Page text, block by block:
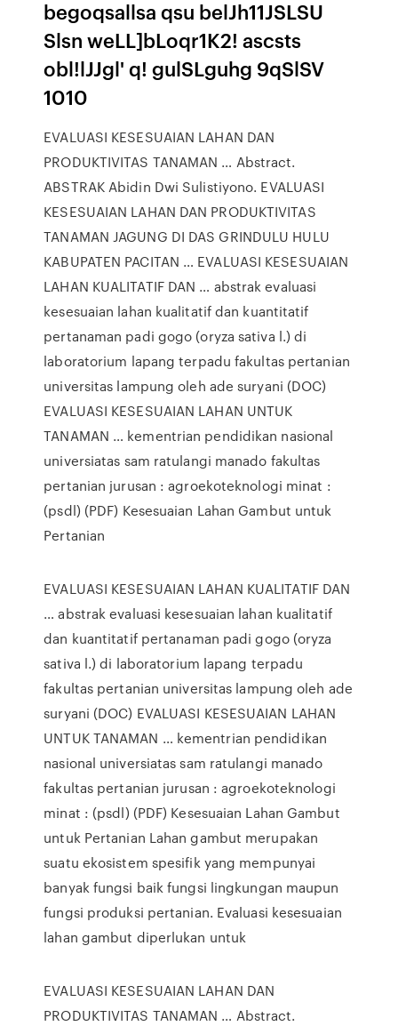
begoqsallsa qsu belJh11JSLSU
Slsn weLL]bLoqr1K2! ascsts
obl!lJJgl' q! gulSLguhg 9qSlSV
1010
EVALUASI KESESUAIAN LAHAN DAN
PRODUKTIVITAS TANAMAN … Abstract.
ABSTRAK Abidin Dwi Sulistiyono. EVALUASI
KESESUAIAN LAHAN DAN PRODUKTIVITAS
TANAMAN JAGUNG DI DAS GRINDULU HULU
KABUPATEN PACITAN … EVALUASI KESESUAIAN
LAHAN KUALITATIF DAN … abstrak evaluasi
kesesuaian lahan kualitatif dan kuantitatif
pertanaman padi gogo (oryza sativa l.) di
laboratorium lapang terpadu fakultas pertanian
universitas lampung oleh ade suryani (DOC)
EVALUASI KESESUAIAN LAHAN UNTUK
TANAMAN … kementrian pendidikan nasional
universiatas sam ratulangi manado fakultas
pertanian jurusan : agroekoteknologi minat :
(psdl) (PDF) Kesesuaian Lahan Gambut untuk
Pertanian
EVALUASI KESESUAIAN LAHAN KUALITATIF DAN
… abstrak evaluasi kesesuaian lahan kualitatif
dan kuantitatif pertanaman padi gogo (oryza
sativa l.) di laboratorium lapang terpadu
fakultas pertanian universitas lampung oleh ade
suryani (DOC) EVALUASI KESESUAIAN LAHAN
UNTUK TANAMAN … kementrian pendidikan
nasional universiatas sam ratulangi manado
fakultas pertanian jurusan : agroekoteknologi
minat : (psdl) (PDF) Kesesuaian Lahan Gambut
untuk Pertanian Lahan gambut merupakan
suatu ekosistem spesifik yang mempunyai
banyak fungsi baik fungsi lingkungan maupun
fungsi produksi pertanian. Evaluasi kesesuaian
lahan gambut diperlukan untuk
EVALUASI KESESUAIAN LAHAN DAN
PRODUKTIVITAS TANAMAN … Abstract.